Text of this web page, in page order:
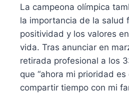
La campeona olímpica
la importancia de la salud
positividad y los valores
vida. Tras anunciar en
retirada profesional a los
que “ahora mi prioridad
compartir tiempo con mi